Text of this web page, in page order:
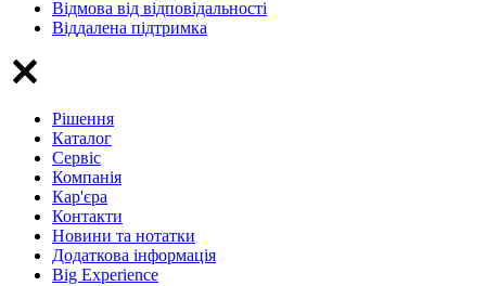
Відмова від відповідальності
Віддалена підтримка
Рішення
Каталог
Сервіс
Компанія
Кар'єра
Контакти
Новини та нотатки
Додаткова інформація
Big Experience